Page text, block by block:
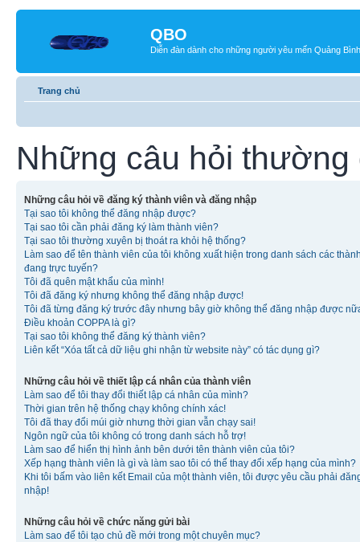
QBO
Diễn đàn dành cho những người yêu mến Quảng Bình
Trang chủ
Những câu hỏi thường
Những câu hỏi về đăng ký thành viên và đăng nhập
Tại sao tôi không thể đăng nhập được?
Tại sao tôi cần phải đăng ký làm thành viên?
Tại sao tôi thường xuyên bị thoát ra khỏi hệ thống?
Làm sao để tên thành viên của tôi không xuất hiện trong danh sách các
đang trực tuyến?
Tôi đã quên mật khẩu của mình!
Tôi đã đăng ký nhưng không thể đăng nhập được!
Tôi đã từng đăng ký trước đây nhưng bây giờ không thể đăng nhập được
Điều khoản COPPA là gì?
Tại sao tôi không thể đăng ký thành viên?
Liên kết “Xóa tất cả dữ liệu ghi nhận từ website này” có tác dụng gì?
Những câu hỏi về thiết lập cá nhân của thành viên
Làm sao để tôi thay đổi thiết lập cá nhân của mình?
Thời gian trên hệ thống chạy không chính xác!
Tôi đã thay đổi múi giờ nhưng thời gian vẫn chạy sai!
Ngôn ngữ của tôi không có trong danh sách hỗ trợ!
Làm sao để hiển thị hình ảnh bên dưới tên thành viên của tôi?
Xếp hạng thành viên là gì và làm sao tôi có thể thay đổi xếp hạng của mình?
Khi tôi bấm vào liên kết Email của một thành viên, tôi được yêu cầu phải
nhập!
Những câu hỏi về chức năng gửi bài
Làm sao để tôi tạo chủ đề mới trong một chuyên mục?